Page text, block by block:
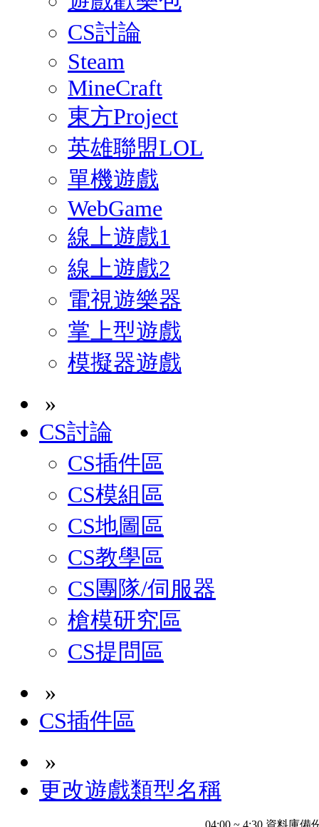
CS討論
Steam
MineCraft
東方Project
英雄聯盟LOL
單機遊戲
WebGame
線上遊戲1
線上遊戲2
電視遊樂器
掌上型遊戲
模擬器遊戲
»
CS討論
CS插件區
CS模組區
CS地圖區
CS教學區
CS團隊/伺服器
槍模研究區
CS提問區
»
CS插件區
»
更改遊戲類型名稱
04:00 ~ 4:30 資料庫